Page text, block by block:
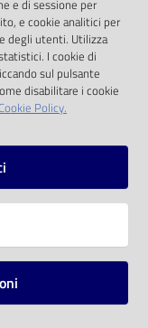
2006
e di sessione per
e cookie analitici per
degli utenti. Utilizza
I cookie di
sul pulsante
disabilitare i cookie
Policy.